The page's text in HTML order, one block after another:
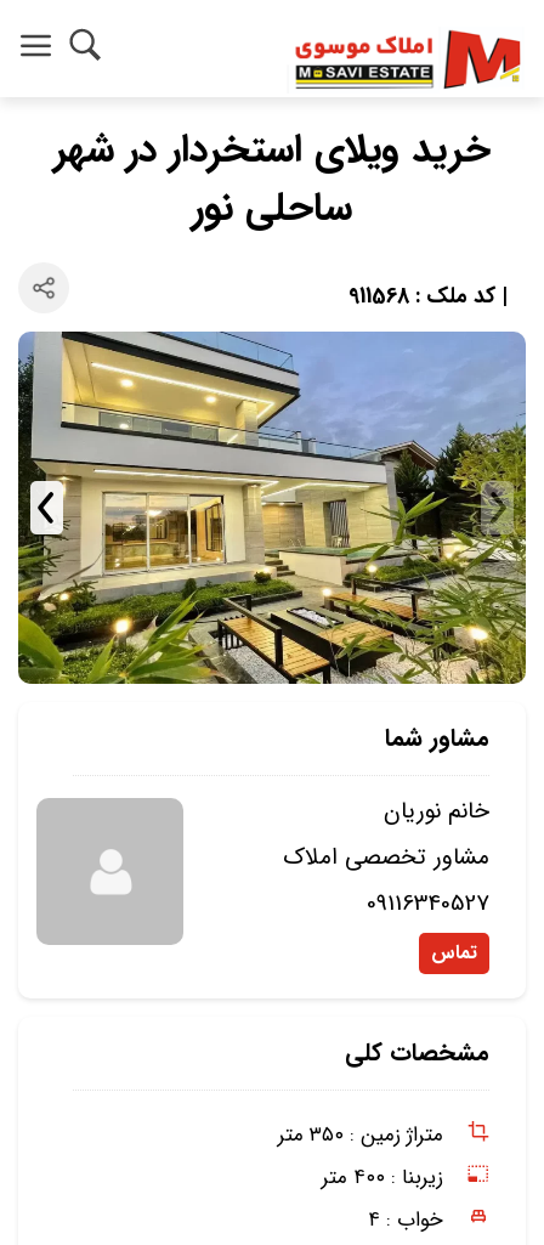
خرید ویلای استخردار در شهر
ساحلی نور
| کد ملک : 911568
مشاور شما
خانم نوریان
مشاور تخصصی املاک
09116340527
تماس
مشخصات کلی
متراژ زمین : ۳۵۰ متر
زیربنا : ۴۰۰ متر
خواب : ۴